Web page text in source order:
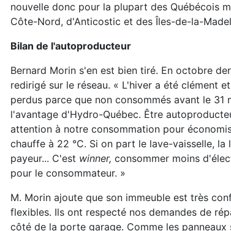
nouvelle donc pour la plupart des Québécois
Côte-Nord, d'Anticostic et des Îles-de-la-
Bilan de l'autoproducteur
Bernard Morin s'en est bien tiré. En octobre
redirigé sur le réseau. « L'hiver a été clément
perdus parce que non consommés avant le
l'avantage d'Hydro-Québec. Être
attention à notre consommation pour
chauffe à 22 °C. Si on part le lave-vaisselle,
payeur... C'est winner, consommer moins
pour le consommateur. »
M. Morin ajoute que son immeuble est très
flexibles. Ils ont respecté nos demandes de
côté de la porte garage. Comme les